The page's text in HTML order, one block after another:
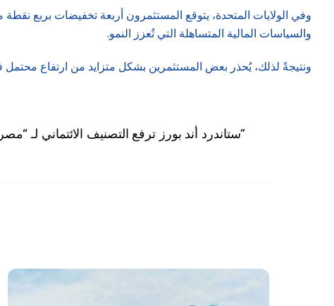
والسياسات المالية المتساهلة التي تُعزز النمو.
ونتيجةً لذلك، يُحذر بعض المستثمرين بشكل متزايد من ارتفاع
ستاندرد أند بورز ترفع التصنيف الائتماني لـ “مصر”